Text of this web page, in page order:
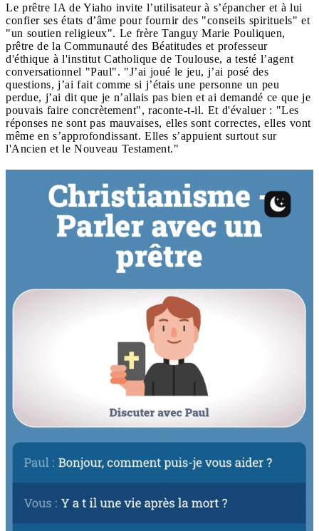
Le prêtre IA de Yiaho invite l’utilisateur à s’épancher et à lui
confier ses états d’âme pour fournir des "conseils spirituels" et
"un soutien religieux". Le frère Tanguy Marie Pouliquen,
prêtre de la Communauté des Béatitudes et professeur
d'éthique à l'institut Catholique de Toulouse, a testé l’agent
conversationnel "Paul". "J’ai joué le jeu, j’ai posé des
questions, j’ai fait comme si j’étais une personne un peu
perdue, j’ai dit que je n’allais pas bien et ai demandé ce que je
pouvais faire concrètement", raconte-t-il. Et d'évaluer : "Les
réponses ne sont pas mauvaises, elles sont correctes, elles vont
même en s’approfondissant. Elles s’appuient surtout sur
l'Ancien et le Nouveau Testament."